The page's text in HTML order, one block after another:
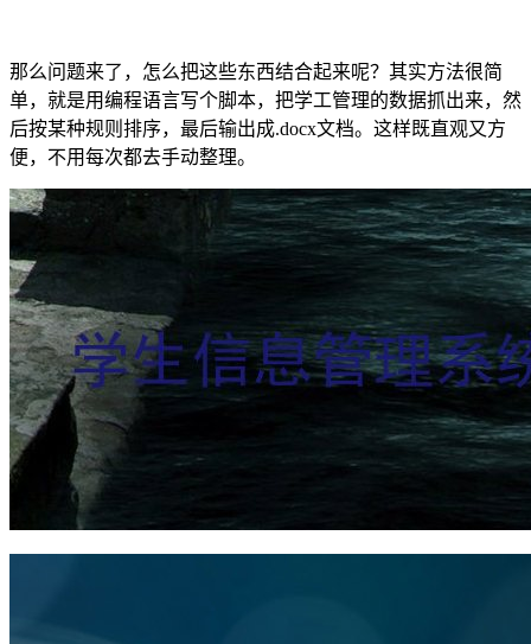
那么问题来了，怎么把这些东西结合起来呢？其实方法很简
单，就是用编程语言写个脚本，把学工管理的数据抓出来，然
后按某种规则排序，最后输出成.docx文档。这样既直观又方
便，不用每次都去手动整理。